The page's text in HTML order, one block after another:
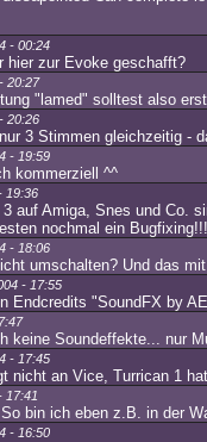
- 00:24
hier zur Evoke geschafft?
20:27
"lamed" solltest also
20:26
3 Stimmen gleichzeitig -
- 19:59
kommerziell ^^
19:36
auf Amiga, Snes und Co.
nochmal ein Bugfixing!!!
- 18:06
umschalten? Und das
- 17:55
Endcredits "SoundFX by
keine Soundeffekte... nur
- 17:45
nicht an Vice, Turrican 1
17:41
bin ich eben z.B. in der
- 16:50